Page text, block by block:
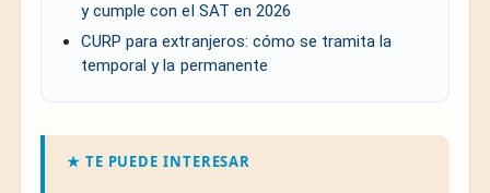
y cumple con el SAT en 2026
CURP para extranjeros: cómo se tramita la
temporal y la permanente
★ TE PUEDE INTERESAR